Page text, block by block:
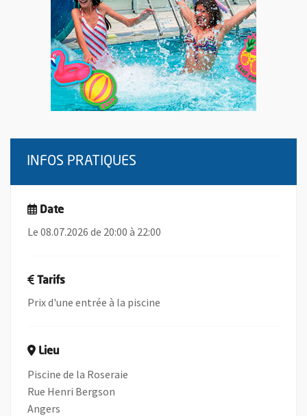
INFOS PRATIQUES
Date
Le 08.07.2026 de 20:00 à 22:00
Tarifs
Prix d'une entrée à la piscine
Lieu
Piscine de la Roseraie
Rue Henri Bergson
Angers